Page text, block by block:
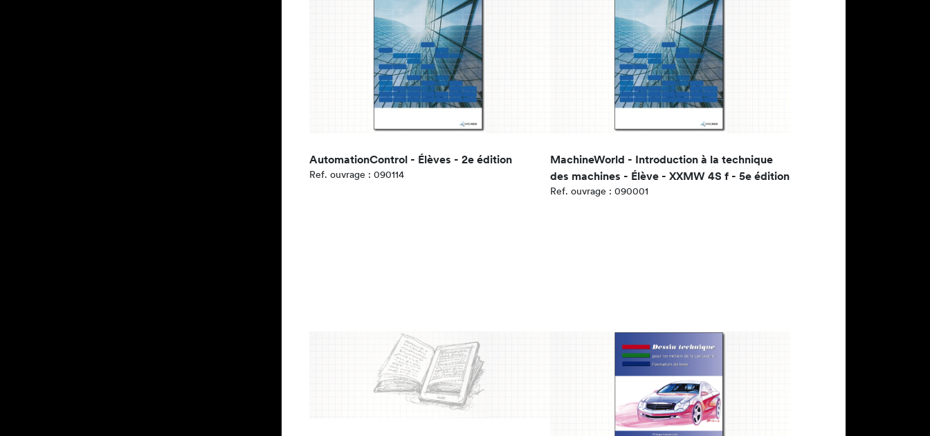
AutomationControl - Élèves - 2e édition
Ref. ouvrage : 090114
MachineWorld - Introduction à la technique
des machines - Élève - XXMW 4S f - 5e édition
Ref. ouvrage : 090001